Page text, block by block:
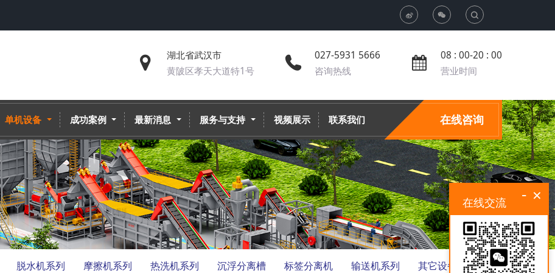
T
o
g
l
e
S
e
a
湖北省武汉市
黄陂区孝天大道特1号
027-5931 5666
咨询热线
08 : 00-20 : 00
营业时间
在线咨询
单机设备 成功案例 最新消息 服务与支持 视频展示 联系我们
脱水机系列 摩擦机系列 热洗机系列 沉浮分离槽 标签分离机 输送机系列 其它设备 暂未公开
×
-
在线交流